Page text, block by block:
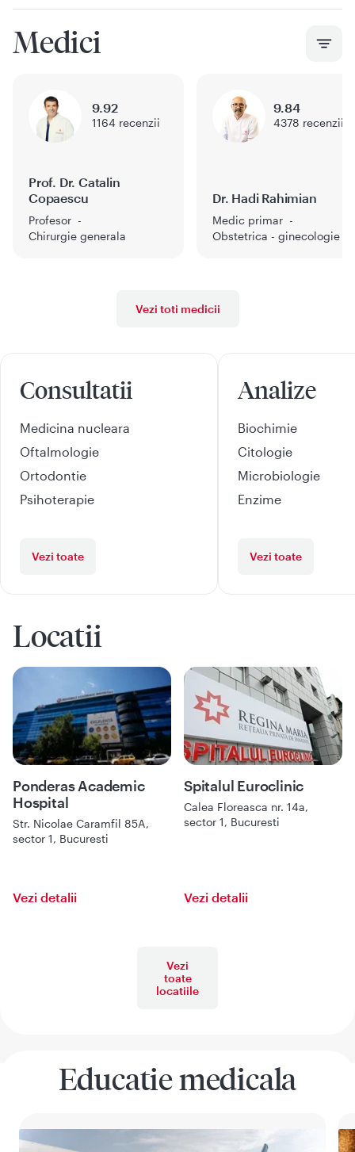
Medici
Prof. Dr. Catalin
Copaescu
Profesor
Chirurgie generala
9.92
1164 recenzii
Dr. Hadi Rahimian
Medic primar
Obstetrica - ginecologie
9.84
4378 recenzii
Vezi toti medicii
Consultatii
Medicina nucleara
Oftalmologie
Ortodontie
Psihoterapie
Vezi toate
Analize
Biochimie
Citologie
Microbiologie
Enzime
Vezi toate
Locatii
Ponderas Academic
Hospital
Str. Nicolae Caramfil 85A,
sector 1, Bucuresti
Vezi detalii
Spitalul Euroclinic
Calea Floreasca nr. 14a,
sector 1, Bucuresti
Vezi detalii
Vezi
toate
locatiile
Educatie medicala